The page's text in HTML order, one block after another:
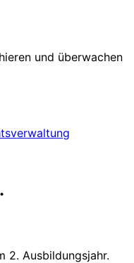
und überwachen
2. Ausbildungsjahr.